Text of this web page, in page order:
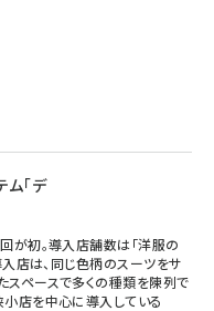
「デ
が初。導入店舗数は「洋服の
入店は、同じ色柄のスーツをサ
スペースで多くの種類を陳列で
店を中心に導入している